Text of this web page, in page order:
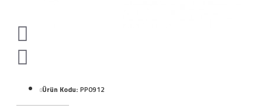
Ürün Kodu: PP0912